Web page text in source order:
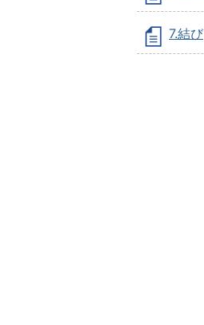
7.結び